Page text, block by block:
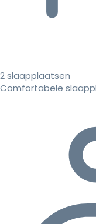
2 slaapplaatsen
Comfortabele